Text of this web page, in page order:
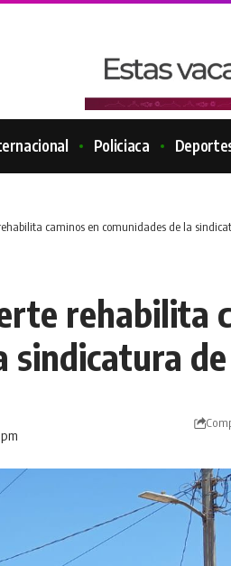
Policiaca
caminos en comunidades de la
rehabilita
sindicatura